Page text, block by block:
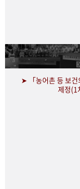
➤ 「농어촌 등 보건
제정(1